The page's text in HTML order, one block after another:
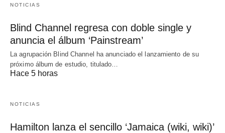
NOTICIAS
Blind Channel regresa con doble single y
anuncia el álbum ‘Painstream’
La agrupación Blind Channel ha anunciado el lanzamiento de su
próximo álbum de estudio, titulado…
Hace 5 horas
NOTICIAS
Hamilton lanza el sencillo ‘Jamaica (wiki, wiki)’